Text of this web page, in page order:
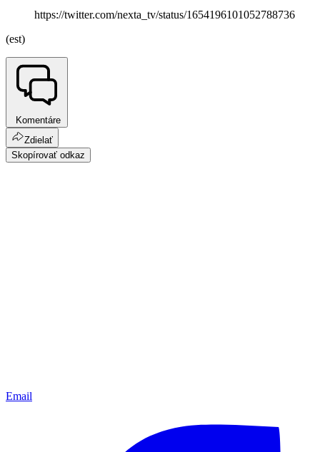
https://twitter.com/nexta_tv/status/1654196101052788736
(est)
Komentáre
Zdielať
Skopírovať odkaz
Email